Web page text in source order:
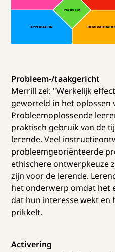
Probleem-/taakgericht
Merrill zei: "Werkelijk
geworteld in het oplossen
Probleemoplossende
praktisch gebruik van de
lerende. Veel
probleemgeoriënteerde
ethischere ontwerpkeuze
zijn voor de lerende.
het onderwerp omdat het
dat hun interesse wekt en
prikkelt.
Activering